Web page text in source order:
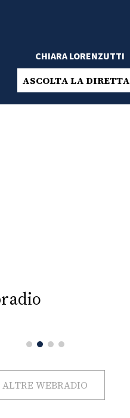
CHIARA LORENZUTTI
ASCOLTA LA DIRETTA
ALTRE WEBRADIO